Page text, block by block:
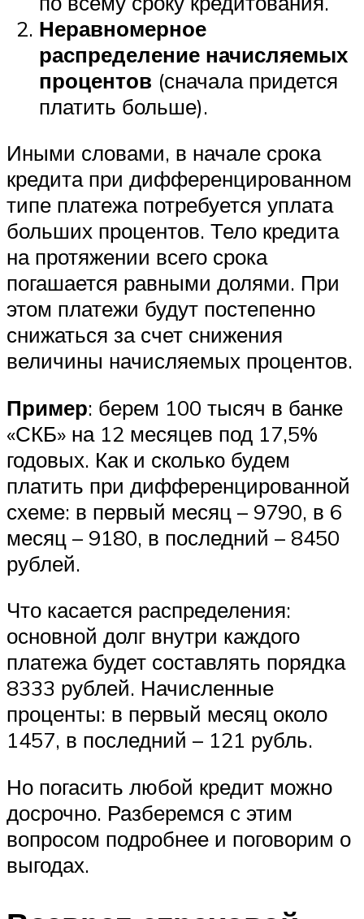
Неравномерное
распределение начисляемых
процентов (сначала придется
платить больше).
Иными словами, в начале срока
кредита при дифференцированном
типе платежа потребуется уплата
больших процентов. Тело кредита
на протяжении всего срока
погашается равными долями. При
этом платежи будут постепенно
снижаться за счет снижения
величины начисляемых процентов.
Пример: берем 100 тысяч в банке
«СКБ» на 12 месяцев под 17,5%
годовых. Как и сколько будем
платить при дифференцированной
схеме: в первый месяц – 9790, в 6
месяц – 9180, в последний – 8450
рублей.
Что касается распределения:
основной долг внутри каждого
платежа будет составлять порядка
8333 рублей. Начисленные
проценты: в первый месяц около
1457, в последний – 121 рубль.
Но погасить любой кредит можно
досрочно. Разберемся с этим
вопросом подробнее и поговорим о
выгодах.